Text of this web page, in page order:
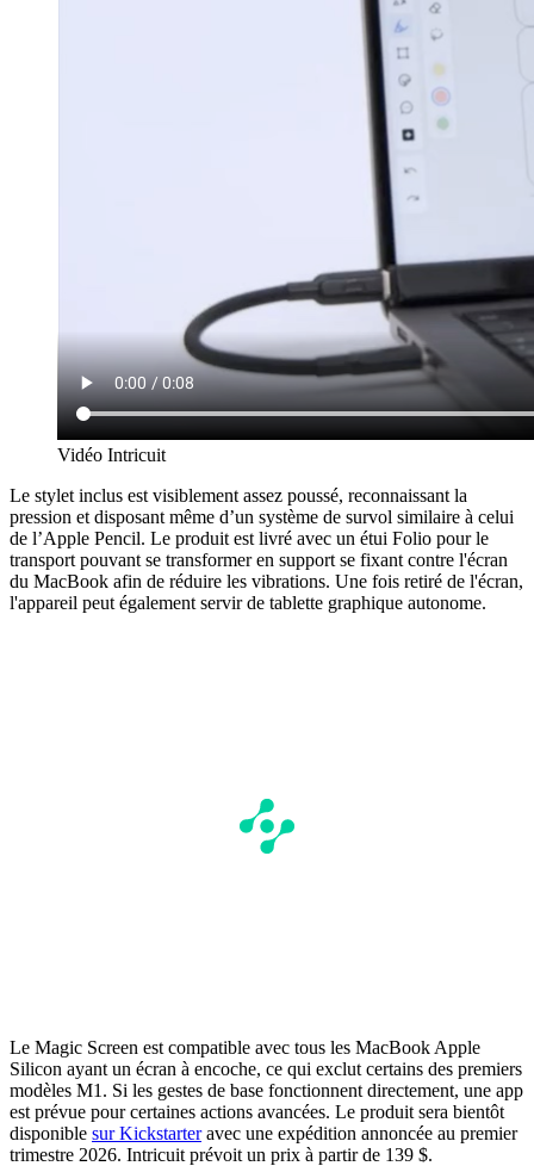
Vidéo Intricuit
Le stylet inclus est visiblement assez poussé, reconnaissant la
pression et disposant même d’un système de survol similaire à celui
de l’Apple Pencil. Le produit est livré avec un étui Folio pour le
transport pouvant se transformer en support se fixant contre l'écran
du MacBook afin de réduire les vibrations. Une fois retiré de l'écran,
l'appareil peut également servir de tablette graphique autonome.
Le Magic Screen est compatible avec tous les MacBook Apple
Silicon ayant un écran à encoche, ce qui exclut certains des premiers
modèles M1. Si les gestes de base fonctionnent directement, une app
est prévue pour certaines actions avancées. Le produit sera bientôt
disponible sur Kickstarteravec une expédition annoncée au premier
trimestre 2026. Intricuit prévoit un prix à partir de 139 $.